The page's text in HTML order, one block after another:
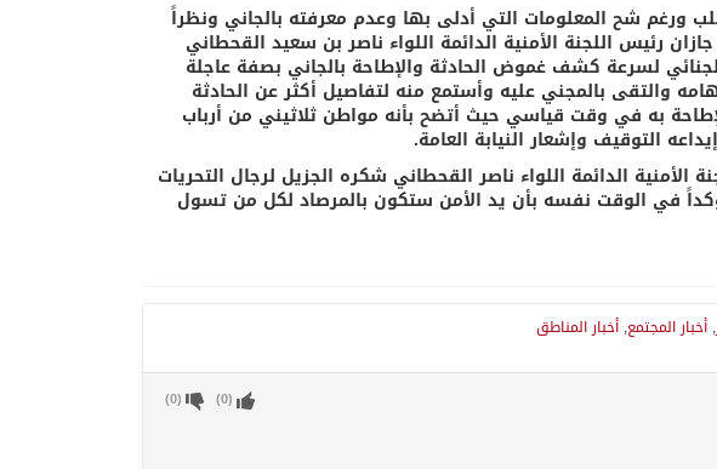
ورغم شح المعلومات التي أدلى بها وعدم معرفته بالجاني ونظراً
رئيس اللجنة الأمنية الدائمة اللواء ناصر بن سعيد القحطاني
لسرعة كشف غموض الحادثة والإطاحة بالجاني بصفة عاجلة
والتقى بالمجني عليه وأستمع منه لتفاصيل أكثر عن الحادثة
به في وقت قياسي حيث أتضح بأنه مواطن ثلاثيني من أرباب
التوقيف وإشعار النيابة العامة.
الدائمة اللواء ناصر القحطاني شكره الجزيل لرجال التحريات
في الوقت نفسه بأن يد الأمن ستكون بالمرصاد لكل من تسول
, أخبار المجتمع, أخبار المناطق
(
0
) (
0
)